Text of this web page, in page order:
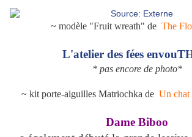
~ modèle "Fruit wreath" de The
L'atelier des fées
* pas encore de photo*
~ kit porte-aiguilles Matriochka de Un chat
Dame Biboo